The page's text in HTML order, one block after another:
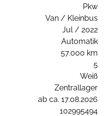
Pkw
Van / Kleinbus
Jul / 2022
Automatik
57.000 km
5
Weiß
Zentrallager
ab ca. 17.08.2026
102995494